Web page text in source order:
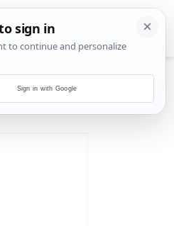
Sign in with Google